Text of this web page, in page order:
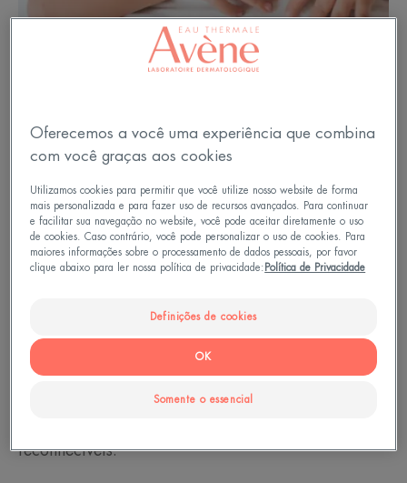
Informações básicas sobre a
catapora e suas manchas
A catapora é uma doença benigna, mas altamente
Em 90% dos casos, ela ocorre entre os 3 meses e
os 10 anos de idade. Após um discreto período de
incubação que dura de uma a duas semanas, os
primeiros sintomas não são muito significativos.
reconhecíveis:
Oferecemos a você uma experiência que combina
com você graças aos cookies
Utilizamos cookies para permitir que você utilize nosso website de forma
mais personalizada e para fazer uso de recursos avançados. Para continuar
e facilitar sua navegação no website, você pode aceitar diretamente o uso
de cookies. Caso contrário, você pode personalizar o uso de cookies. Para
maiores informações sobre o processamento de dados pessoais, por favor
clique abaixo para ler nossa política de privacidade: Política de Privacidade
Definições de cookies
Somente o essencial
OK